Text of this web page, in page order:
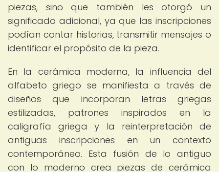
piezas, sino que también les otorgó un
significado adicional, ya que las inscripciones
podían contar historias, transmitir mensajes o
identificar el propósito de la pieza.
En la cerámica moderna, la influencia del
alfabeto griego se manifiesta a través de
diseños que incorporan letras griegas
estilizadas, patrones inspirados en la
caligrafía griega y la reinterpretación de
antiguas inscripciones en un contexto
contemporáneo. Esta fusión de lo antiguo
con lo moderno crea piezas de cerámica